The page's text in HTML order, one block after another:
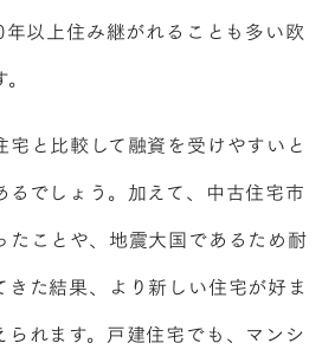
年以上住み継がれることも多い欧
と比較して融資を受けやすいと
でしょう。加えて、中古住宅市
たことや、地震大国であるため耐
た結果、より新しい住宅が好ま
れます。戸建住宅でも、マンシ